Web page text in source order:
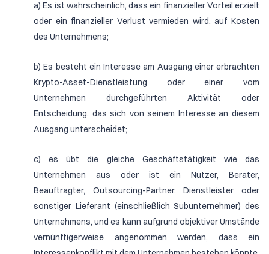
a) Es ist wahrscheinlich, dass ein finanzieller Vorteil erzielt
oder ein finanzieller Verlust vermieden wird, auf Kosten
des Unternehmens;
b) Es besteht ein Interesse am Ausgang einer erbrachten
Krypto-Asset-Dienstleistung oder einer vom
Unternehmen durchgeführten Aktivität oder
Entscheidung, das sich von seinem Interesse an diesem
Ausgang unterscheidet;
c) es übt die gleiche Geschäftstätigkeit wie das
Unternehmen aus oder ist ein Nutzer, Berater,
Beauftragter, Outsourcing-Partner, Dienstleister oder
sonstiger Lieferant (einschließlich Subunternehmer) des
Unternehmens, und es kann aufgrund objektiver Umstände
vernünftigerweise angenommen werden, dass ein